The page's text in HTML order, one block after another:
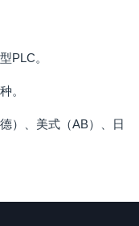
PLC。
。
）、美式（AB）、日